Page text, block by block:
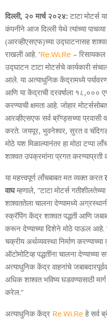
दिल्‍ली, २० मार्च २०२४: टाटा मोटर्स
कंपनीने आज दिल्‍ली येथे त्‍यांच्‍या
(आरव्‍हीएसएफ)च्‍या उद्घाटनासह
राखली आहे. ‘Re.Wi.Re – रिसायकल
उद्घाटन टाटा मोटर्सचे कार्यकारी
आले. या अत्‍याधुनिक केंद्रामध्‍ये
आणि या केंद्राची दरवर्षाला
करण्‍याची क्षमता आहे. जोहार
आरव्‍हीएसएफ सर्व ब्रॅण्‍ड्सच्‍या प्रवासी
करते. जयपूर, भुवनेश्‍वर, सुरत व चंदिगड
मोठे यश मिळाल्‍यानंतर हा मोठा
शाश्‍वत उपक्रमांना प्रगत करण्‍याप्रती
या महत्त्वपूर्ण लाँचबाबत मत व्‍यक्‍त करत
वाघम्‍हणाले, ”टाटा मोटर्स
शाश्‍वततेला चालना देण्‍यामध्‍ये
स्‍क्रॅपिंग केंद्र शाश्‍वत पद्धती आणि
करून देण्‍याच्‍या दिशेने मोठे पाऊल आहे.
चक्रीय अर्थव्‍यवस्‍था निर्माण
ऑटोमोटिव्‍ह पद्धतींना चालना
अत्‍याधुनिक केंद्र वाहनांचे
अधिक शाश्‍वत भविष्‍य घडवण्‍यासाठी
करेल.”
अत्‍याधुनिक केंद्र Re.Wi.Re हे सर्व